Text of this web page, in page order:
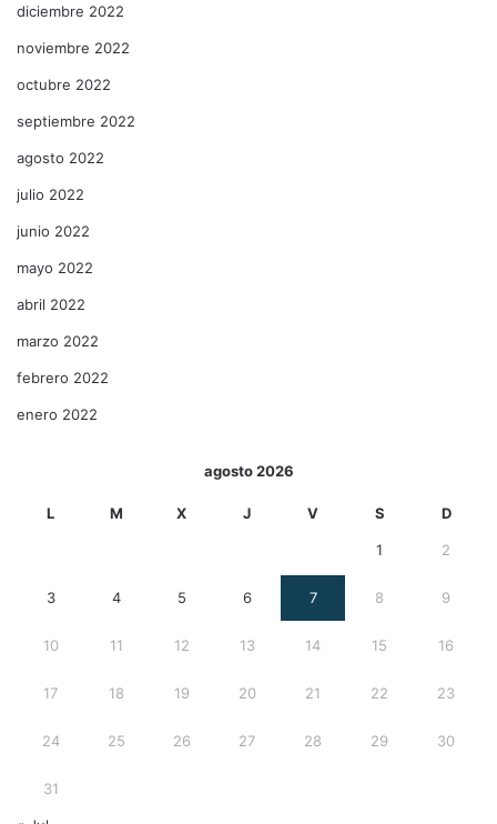
diciembre 2022
noviembre 2022
octubre 2022
septiembre 2022
agosto 2022
julio 2022
junio 2022
mayo 2022
abril 2022
marzo 2022
febrero 2022
enero 2022
agosto 2026
L M X J V S D
1 2
3 4 5 6 7 8 9
10 11 12 13 14 15 16
17 18 19 20 21 22 23
24 25 26 27 28 29 30
31